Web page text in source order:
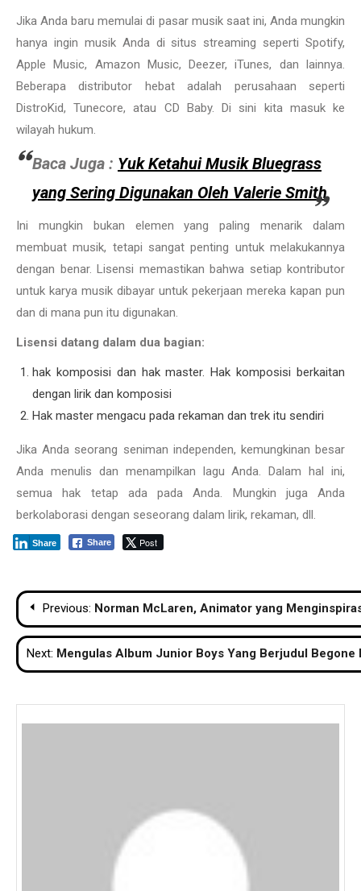
Jika Anda baru memulai di pasar musik saat ini, Anda mungkin
hanya ingin musik Anda di situs streaming seperti Spotify,
Apple Music, Amazon Music, Deezer, iTunes, dan lainnya.
Beberapa distributor hebat adalah perusahaan seperti
DistroKid, Tunecore, atau CD Baby. Di sini kita masuk ke
wilayah hukum.
Baca Juga : Yuk Ketahui Musik Bluegrass
yang Sering Digunakan Oleh Valerie Smith
Ini mungkin bukan elemen yang paling menarik dalam
membuat musik, tetapi sangat penting untuk melakukannya
dengan benar. Lisensi memastikan bahwa setiap kontributor
untuk karya musik dibayar untuk pekerjaan mereka kapan pun
dan di mana pun itu digunakan.
Lisensi datang dalam dua bagian:
hak komposisi dan hak master. Hak komposisi berkaitan
dengan lirik dan komposisi
Hak master mengacu pada rekaman dan trek itu sendiri
Jika Anda seorang seniman independen, kemungkinan besar
Anda menulis dan menampilkan lagu Anda. Dalam hal ini,
semua hak tetap ada pada Anda. Mungkin juga Anda
berkolaborasi dengan seseorang dalam lirik, rekaman, dll.
Share Post
Share
Navigasi
pos
Previous: Norman McLaren, Animator yang
Next: Mengulas Album Junior Boys Yang Berjudul Begone